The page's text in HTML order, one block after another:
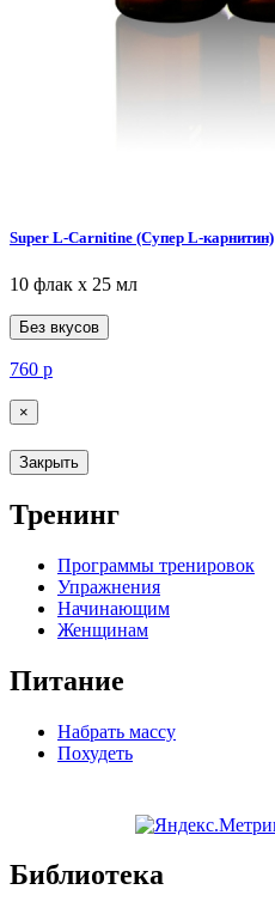
Super L-Carnitine (Супер L-карнитин)
10 флак х 25 мл
Без вкусов
760 р
×
Закрыть
Тренинг
Программы тренировок
Упражнения
Начинающим
Женщинам
Питание
Набрать массу
Похудеть
Библиотека